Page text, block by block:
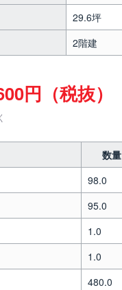
29.6坪
2階建
円（税抜）
数量
98.0
95.0
1.0
1.0
480.0